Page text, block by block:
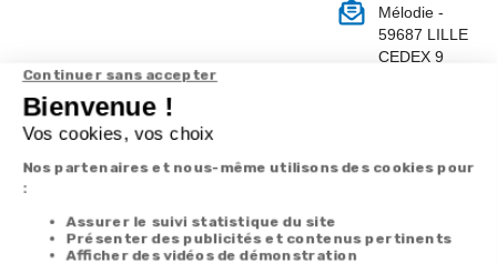
A propos de
Mélodie -
59687 LILLE
CEDEX 9